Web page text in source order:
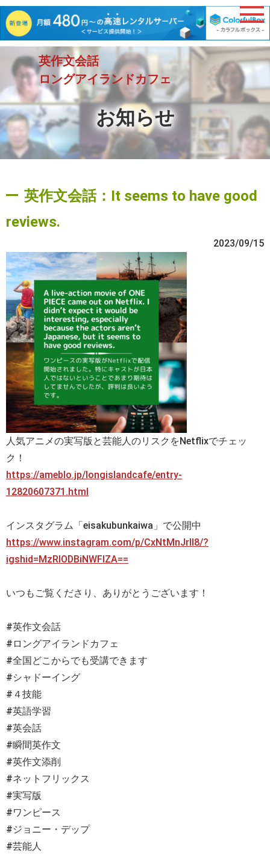
英作文会話
ロングアイランドカフェ
お知らせ
英作文会話：It seems to have good
reviews.
2023/09/15
人気アニメの実写版と芸能人のリスクをNetflixでチェッ
ク！
https://ameblo.jp/longislandcafe/entry-
12820607371.html
インスタグラム「eisakubunkaiwa」で公開中
https://www.instagram.com/p/CxNtMnJrll8/?
igshid=MzRlODBiNWFlZA==
いつもご覧くださり、ありがとうございます！
#英作文会話
#ロングアイランドカフェ
#全国どこからでも受講できます
#シャドーイング
#４技能
#英語学習
#英会話
#瞬間英作文
#英作文添削
#ネットフリックス
#実写版
#ワンピース
#ジョニー・デップ
#芸能人